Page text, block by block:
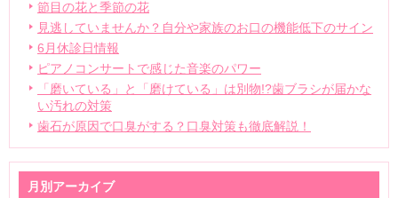
節目の花と季節の花
見逃していませんか？自分や家族のお口の機能低下のサイン
6月休診日情報
ピアノコンサートで感じた音楽のパワー
「磨いている」と「磨けている」は別物!?歯ブラシが届かな
い汚れの対策
歯石が原因で口臭がする？口臭対策も徹底解説！
月別アーカイブ